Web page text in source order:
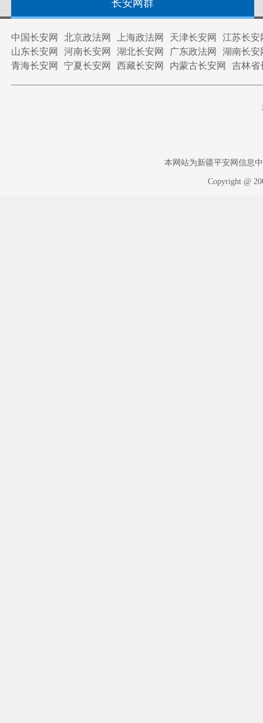
长安网群
中国长安网 北京政法网 上海政法网 天津长安网
江苏长安
山东长安网
河南长安网 湖北长安网 广东政法网
湖南长安
青海长安网
宁夏长安网 西藏长安网 内蒙古长安网 吉林省
本网站为新疆平安网信息
Copyright @